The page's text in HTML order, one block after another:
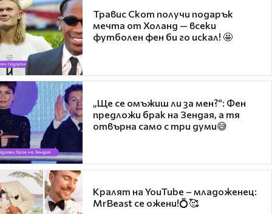
Травис Скот получи подарък
мечта от Холанд — всеки
футболен фен би го искал! 🤩
„Ще се омъжиш ли за мен?“: Фен
предложи брак на Зендая, а тя
отвърна само с три думи😅
Кралят на YouTube – младоженец:
MrBeast се ожени!💍🥰